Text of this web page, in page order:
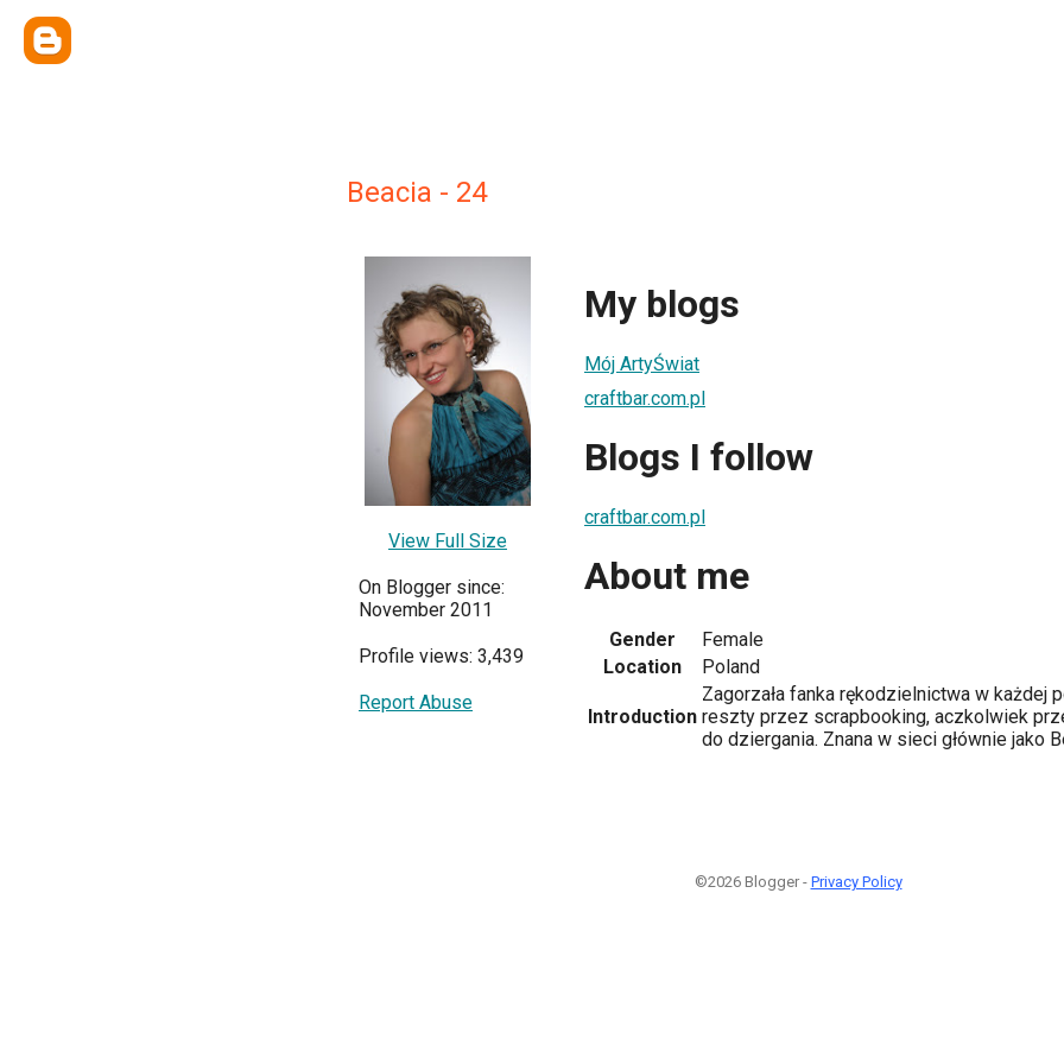
Beacia - 24
View Full Size
On Blogger since:
November 2011
Profile views: 3,439
Report Abuse
My blogs
Mój ArtyŚwiat
craftbar.com.pl
Blogs I follow
craftbar.com.pl
About me
Gender
Female
Location
Poland
Introduction
Zagorzała fanka rękodzielnictwa w każdej
reszty przez scrapbooking, aczkolwiek
do dziergania. Znana w sieci głównie jako
©2026 Blogger - Privacy Policy